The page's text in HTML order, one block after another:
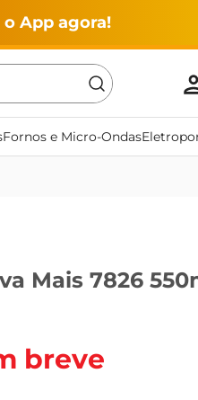
App agora!
Fornos e Micro-Ondas
Mais 7826
breve